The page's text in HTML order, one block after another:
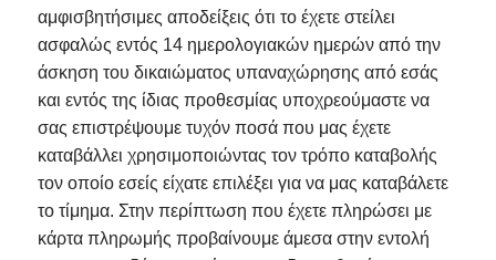
αμφισβητήσιμες αποδείξεις ότι το έχετε στείλει
ασφαλώς εντός 14 ημερολογιακών ημερών από την
άσκηση του δικαιώματος υπαναχώρησης από εσάς
και εντός της ίδιας προθεσμίας υποχρεούμαστε να
σας επιστρέψουμε τυχόν ποσά που μας έχετε
καταβάλλει χρησιμοποιώντας τον τρόπο καταβολής
τον οποίο εσείς είχατε επιλέξει για να μας καταβάλετε
το τίμημα. Στην περίπτωση πoυ έχετε πληρώσει με
κάρτα πληρωμής προβαίνουμε άμεσα στην εντολή